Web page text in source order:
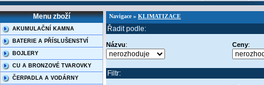
Menu zboží
AKUMULAČNÍ KAMNA
BATERIE A PŘÍSLUŠENSTVÍ
BOJLERY
CU A BRONZOVÉ TVAROVKY
ČERPADLA A VODÁRNY
Navigace » KLIMATIZACE
Řadit podle:
Názvu: Ceny:
Filtr: